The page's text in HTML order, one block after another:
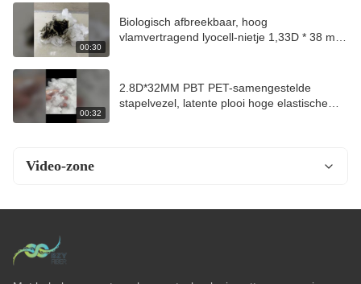
00:30
Biologisch afbreekbaar, hoog
vlamvertragend lyocell-nietje 1,33D * 38 mm,
00:32
2.8D*32MM PBT PET-samengestelde
stapelvezel, latente plooi hoge elastische
Video-zone
Video-thuis
Alle video's
Stevige polyester stapelvezel